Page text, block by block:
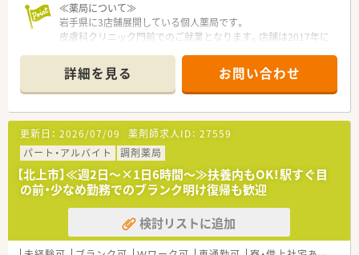
≪薬局について≫
岩手県に3店舗展開している個人薬局です。
皮膚科クリニック門前でのご就業となります。店舗は2017年に
詳細を見る お問い合わせ
更新日： 2026/07/09 薬剤師求人ID： 27559
パート・アルバイト
調剤薬局
【北上市】≪週2日～×1日6時間～≫扶養内もOK！駅すぐ目
の前・少なめ勤務でのブランク明け復帰も歓迎
検討リストに追加